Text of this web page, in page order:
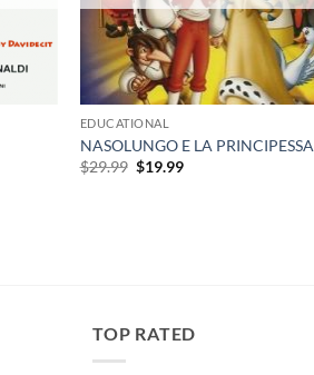
EDUCATIONAL
NASOLUNGO E LA PRINCIPESSA
$29.99 Original
$19.99Current
TOP RATED